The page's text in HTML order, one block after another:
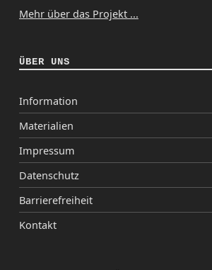
Mehr über das Projekt ...
ÜBER UNS
Information
Materialien
Impressum
Datenschutz
Barrierefreiheit
Kontakt